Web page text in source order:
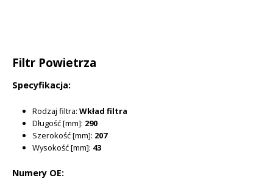
Filtr Powietrza
Specyfikacja:
Rodzaj filtra: Wkład filtra
Długość [mm]: 290
Szerokość [mm]: 207
Wysokość [mm]: 43
Numery OE: